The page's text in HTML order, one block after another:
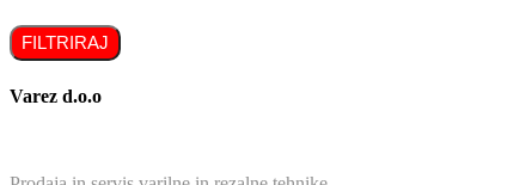
FILTRIRAJ
Varez d.o.o